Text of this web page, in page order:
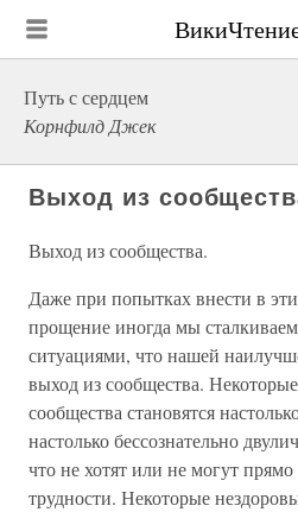
Путь с сердцем
Корнфилд Джек
Выход из
Выход из сообщества.
Даже при попытках внести в
прощение иногда мы
ситуациями, что нашей
выход из сообщества.
сообщества становятся
настолько бессознательно
что не хотят или не могут прямо
трудности. Некоторые